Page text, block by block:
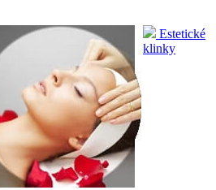
Estetické
klinky